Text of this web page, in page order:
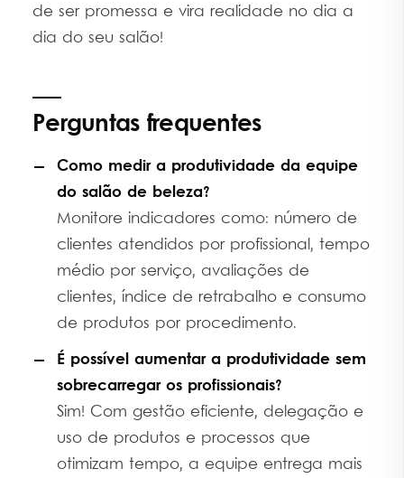
de ser promessa e vira realidade no dia a
dia do seu salão!
Perguntas frequentes
Como medir a produtividade da equipe
do salão de beleza?
Monitore indicadores como: número de
clientes atendidos por profissional, tempo
médio por serviço, avaliações de
clientes, índice de retrabalho e consumo
de produtos por procedimento.
É possível aumentar a produtividade sem
sobrecarregar os profissionais?
Sim! Com gestão eficiente, delegação e
uso de produtos e processos que
otimizam tempo, a equipe entrega mais